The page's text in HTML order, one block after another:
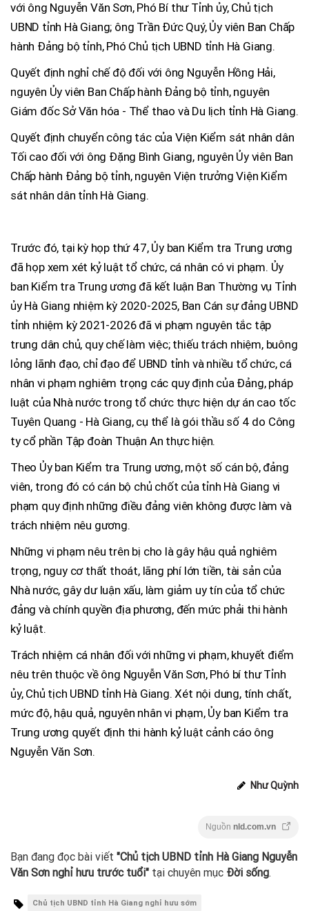
với ông Nguyễn Văn Sơn, Phó Bí thư Tỉnh ủy, Chủ tịch
UBND tỉnh Hà Giang; ông Trần Đức Quý, Ủy viên Ban Chấp
hành Đảng bộ tỉnh, Phó Chủ tịch UBND tỉnh Hà Giang.
Quyết định nghỉ chế độ đối với ông Nguyễn Hồng Hải,
nguyên Ủy viên Ban Chấp hành Đảng bộ tỉnh, nguyên
Giám đốc Sở Văn hóa - Thể thao và Du lịch tỉnh Hà Giang.
Quyết định chuyển công tác của Viện Kiểm sát nhân dân
Tối cao đối với ông Đặng Bình Giang, nguyên Ủy viên Ban
Chấp hành Đảng bộ tỉnh, nguyên Viện trưởng Viện Kiểm
sát nhân dân tỉnh Hà Giang.
Trước đó, tại kỳ họp thứ 47, Ủy ban Kiểm tra Trung ương
đã họp xem xét kỷ luật tổ chức, cá nhân có vi phạm. Ủy
ban Kiểm tra Trung ương đã kết luận Ban Thường vụ Tỉnh
ủy Hà Giang nhiệm kỳ 2020-2025, Ban Cán sự đảng UBND
tỉnh nhiệm kỳ 2021-2026 đã vi phạm nguyên tắc tập
trung dân chủ, quy chế làm việc; thiếu trách nhiệm, buông
lỏng lãnh đạo, chỉ đạo để UBND tỉnh và nhiều tổ chức, cá
nhân vi phạm nghiêm trọng các quy định của Đảng, pháp
luật của Nhà nước trong tổ chức thực hiện dự án cao tốc
Tuyên Quang - Hà Giang, cụ thể là gói thầu số 4 do Công
ty cổ phần Tập đoàn Thuận An thực hiện.
Theo Ủy ban Kiểm tra Trung ương, một số cán bộ, đảng
viên, trong đó có cán bộ chủ chốt của tỉnh Hà Giang vi
phạm quy định những điều đảng viên không được làm và
trách nhiệm nêu gương.
Những vi phạm nêu trên bị cho là gây hậu quả nghiêm
trọng, nguy cơ thất thoát, lãng phí lớn tiền, tài sản của
Nhà nước, gây dư luận xấu, làm giảm uy tín của tổ chức
đảng và chính quyền địa phương, đến mức phải thi hành
kỷ luật.
Trách nhiệm cá nhân đối với những vi phạm, khuyết điểm
nêu trên thuộc về ông Nguyễn Văn Sơn, Phó bí thư Tỉnh
ủy, Chủ tịch UBND tỉnh Hà Giang. Xét nội dung, tính chất,
mức độ, hậu quả, nguyên nhân vi phạm, Ủy ban Kiểm tra
Trung ương quyết định thi hành kỷ luật cảnh cáo ông
Nguyễn Văn Sơn.
Như Quỳnh
Nguồn nld.com.vn
Bạn đang đọc bài viết "Chủ tịch UBND tỉnh Hà Giang Nguyễn
Văn Sơn nghỉ hưu trước tuổi" tại chuyên mục Đời sống.
Chủ tịch UBND tỉnh Hà Giang nghỉ hưu sớm